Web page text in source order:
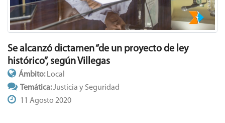
Se alcanzó dictamen “de un proyecto de ley
histórico”, según Villegas
Ámbito:Local
Temática:Justicia y Seguridad
11 Agosto 2020